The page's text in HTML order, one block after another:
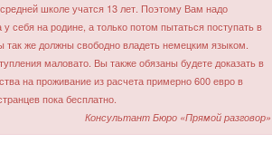
школе учатся 13 лет. Поэтому Вам надо
себя на родине, а только потом пытаться поступать в
так же должны свободно владеть немецким языком.
маловато. Вы также обязаны будете доказать в
на проживание из расчета примерно 600 евро в
пока бесплатно.
Консультант Бюро «Прямой разговор»